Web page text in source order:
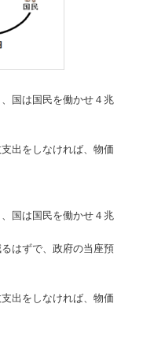
国は国民を働かせ４兆
出をしなければ、物価
国は国民を働かせ４兆
はずで、政府の当座預
出をしなければ、物価